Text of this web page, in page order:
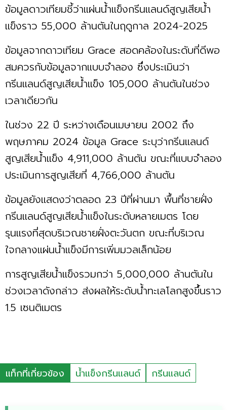
ข้อมูลดาวเทียมชี้ว่าแผ่นน้ำแข็งกรีนแลนด์สูญเสียน้ำ
แข็งราว 55,000 ล้านตันในฤดูกาล 2024-2025
ข้อมูลจากดาวเทียม Grace สอดคล้องในระดับที่ดีพอ
สมควรกับข้อมูลจากแบบจำลอง ซึ่งประเมินว่า
กรีนแลนด์สูญเสียน้ำแข็ง 105,000 ล้านตันในช่วง
เวลาเดียวกัน
ในช่วง 22 ปี ระหว่างเดือนเมษายน 2002 ถึง
พฤษภาคม 2024 ข้อมูล Grace ระบุว่ากรีนแลนด์
สูญเสียน้ำแข็ง 4,911,000 ล้านตัน ขณะที่แบบจำลอง
ประเมินการสูญเสียที่ 4,766,000 ล้านตัน
ข้อมูลยังแสดงว่าตลอด 23 ปีที่ผ่านมา พื้นที่ชายฝั่ง
กรีนแลนด์สูญเสียน้ำแข็งในระดับหลายเมตร โดย
รุนแรงที่สุดบริเวณชายฝั่งตะวันตก ขณะที่บริเวณ
ใจกลางแผ่นน้ำแข็งมีการเพิ่มมวลเล็กน้อย
การสูญเสียน้ำแข็งรวมกว่า 5,000,000 ล้านตันใน
ช่วงเวลาดังกล่าว ส่งผลให้ระดับน้ำทะเลโลกสูงขึ้นราว
1.5 เซนติเมตร
แท็กที่เกี่ยวข้อง น้ำแข็งกรีนแลนด์ กรีนแลนด์